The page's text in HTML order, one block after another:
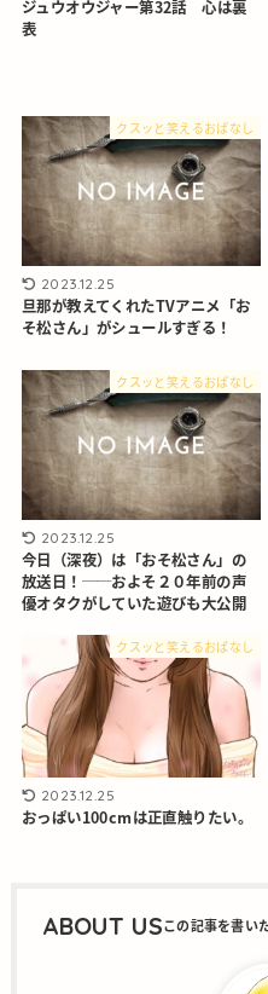
ジュウオウジャー第32話 心は裏
表
クスッと笑えるおぱなし
2023.12.25
旦那が教えてくれたTVアニメ「お
そ松さん」がシュールすぎる！
クスッと笑えるおぱなし
2023.12.25
今日（深夜）は「おそ松さん」の
放送日！──およそ２０年前の声
優オタクがしていた遊びも大公開
クスッと笑えるおぱなし
2023.12.25
おっぱい100cmは正直触りたい。
ABOUT US